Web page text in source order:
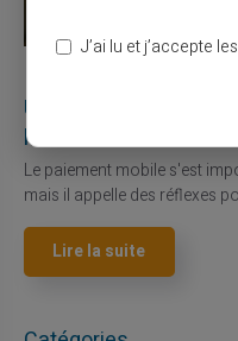
Utilisation
la carte Veritas
Le paiement mobile s'est
mais il appelle des réflexes
Lire la suite
J’ai lu et j’accepte